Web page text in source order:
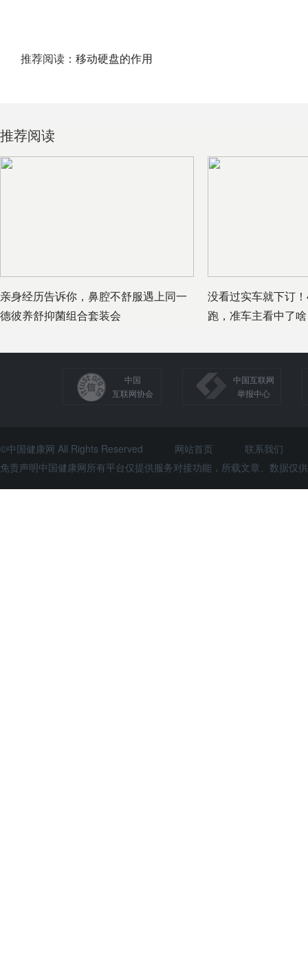
推荐阅读： 移动硬盘的作用
推荐阅读
亲身经历告诉你，鼻腔不舒服遇上同一
德彼养舒抑菌组合套装会
没看过实车就下订
跑，准车主看中了啥
中国
互联网协会
中国互联网
举报中心
©中国健康网 All Rights Reserved 网站首页
联系我们
免责声明中国健康网所有平台仅提供服务对接功能，所载文章、数据